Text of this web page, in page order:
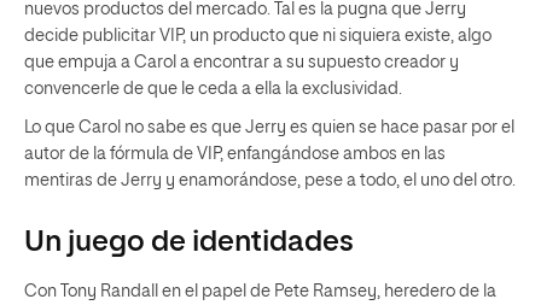
nuevos productos del mercado. Tal es la pugna que Jerry
decide publicitar VIP, un producto que ni siquiera existe, algo
que empuja a Carol a encontrar a su supuesto creador y
convencerle de que le ceda a ella la exclusividad.
Lo que Carol no sabe es que Jerry es quien se hace pasar por el
autor de la fórmula de VIP, enfangándose ambos en las
mentiras de Jerry y enamorándose, pese a todo, el uno del otro.
Un juego de identidades
Con Tony Randall en el papel de Pete Ramsey, heredero de la